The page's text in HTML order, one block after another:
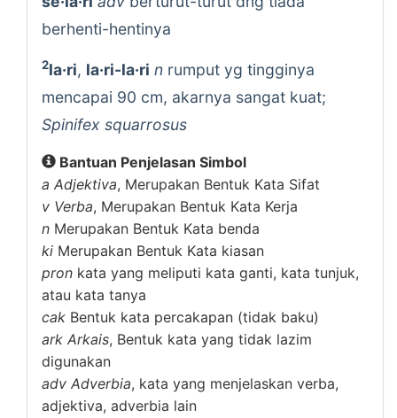
berhenti-hentinya
2la·ri, la·ri-la·ri n rumput yg tingginya
mencapai 90 cm, akarnya sangat kuat;
Spinifex squarrosus
Bantuan Penjelasan Simbol
a Adjektiva, Merupakan Bentuk Kata Sifat
v Verba, Merupakan Bentuk Kata Kerja
n Merupakan Bentuk Kata benda
ki Merupakan Bentuk Kata kiasan
pron kata yang meliputi kata ganti, kata tunjuk,
atau kata tanya
cak Bentuk kata percakapan (tidak baku)
ark Arkais, Bentuk kata yang tidak lazim
digunakan
adv Adverbia, kata yang menjelaskan verba,
adjektiva, adverbia lain